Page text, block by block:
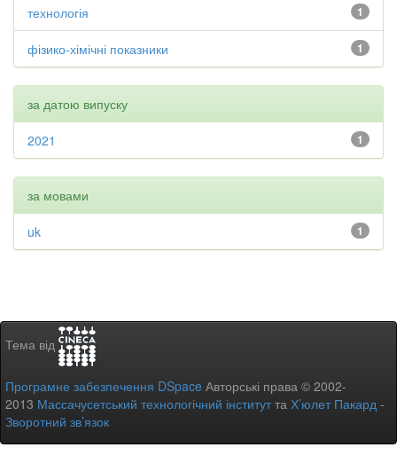
1
технологія
1
фізико-хімічні показники
за датою випуску
1
2021
за мовами
1
uk
Тема від
Програмне забезпечення DSpace Авторські права © 2002-
2013 Массачусетський технологічний інститутта Х’юлет Пакард -
Зворотний зв’язок